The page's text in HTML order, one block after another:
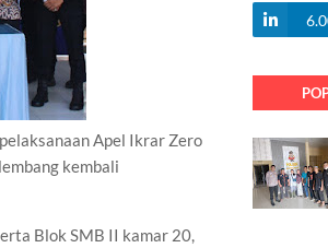
Apel Ikrar Zero
kembali
Blok SMB II kamar 20,